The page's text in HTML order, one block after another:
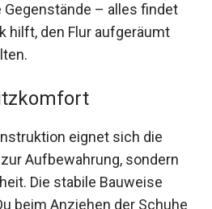
Gegenstände – alles findet
hilft, den Flur aufgeräumt
eignet sich die
Aufbewahrung, sondern
Die stabile Bauweise
beim Anziehen der Schuhe